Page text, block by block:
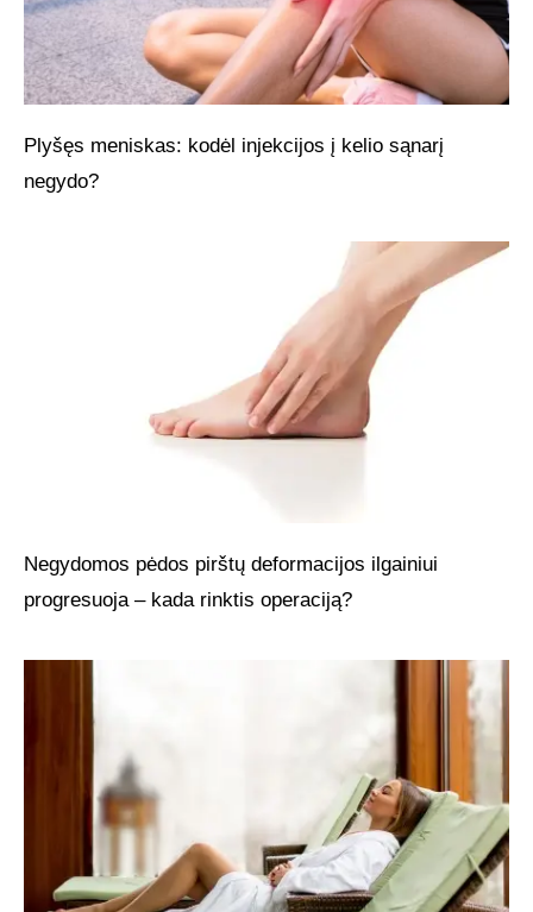
Plyšęs meniskas: kodėl injekcijos į kelio sąnarį
negydo?
Negydomos pėdos pirštų deformacijos ilgainiui
progresuoja – kada rinktis operaciją?